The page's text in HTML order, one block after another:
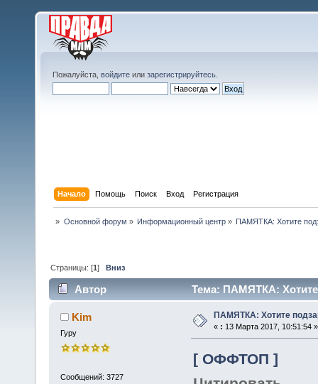
Пожалуйста, войдите или зарегистрируйтесь
Начало Помощь Поиск Вход Регистрация
» Основной форум » Информационный центр» ПАМЯТКА: Хотите
Страницы: [1]Вниз
Автор Тема: ПАМЯТКА: Хотите
Kim
Гуру
Сообщений: 3727
ПАМЯТКА: Хотите
« : 13 Марта 2017, 10:51:54 »
[ ОФФТОП ]